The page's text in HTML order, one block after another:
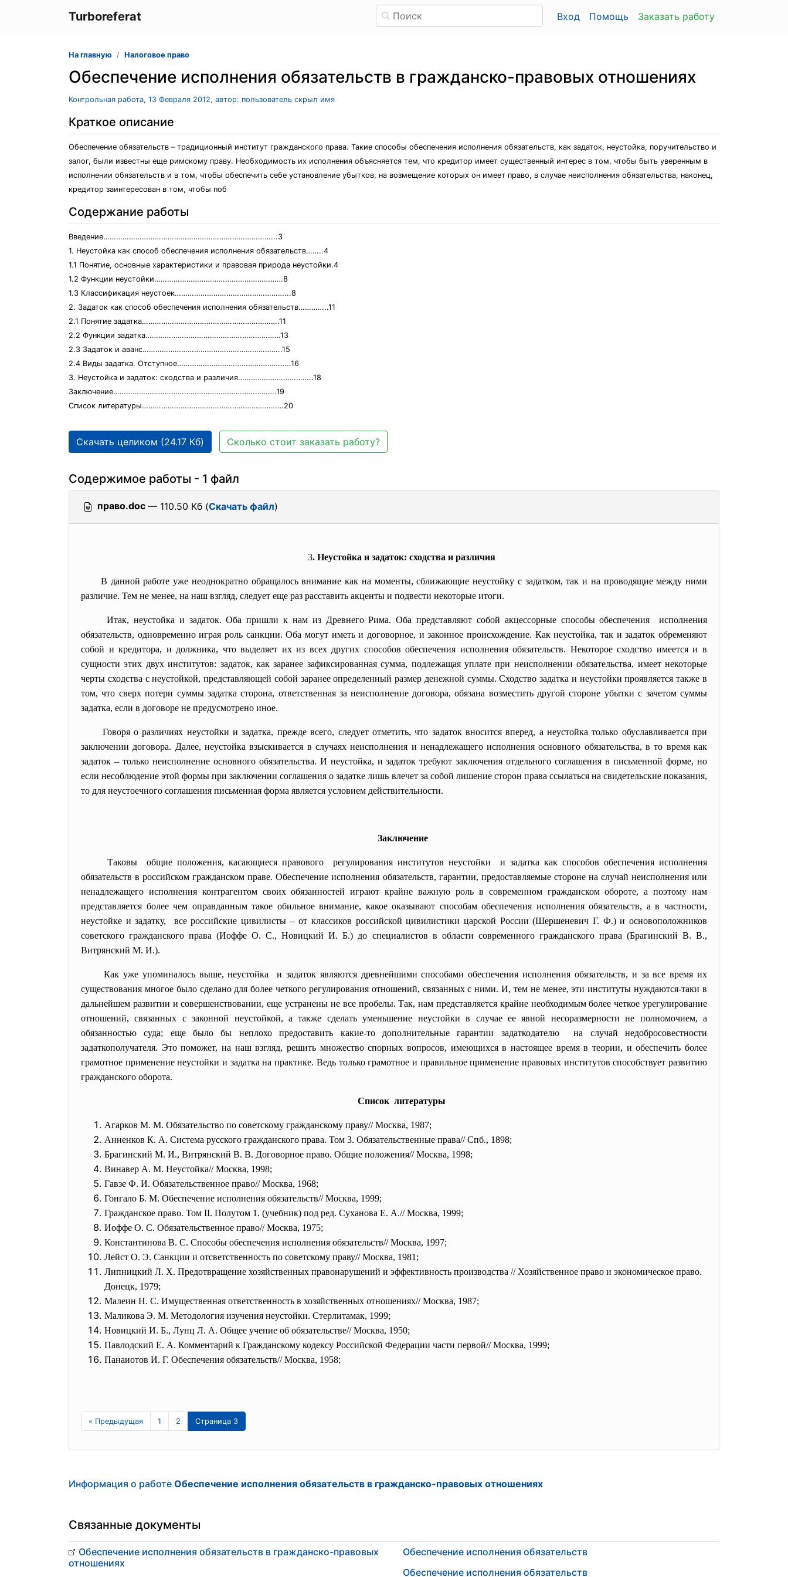
Turboreferat Вход Помощь Заказать работу
На главную Налоговое право
Обеспечение исполнения обязательств в гражданско-правовых отношениях
Контрольная работа, 13 Февраля 2012, автор: пользователь скрыл имя
Краткое описание
Обеспечение обязательств – традиционный институт гражданского права. Такие способы обеспечения исполнения обязательств, как задаток, неустойка, поручительство и
залог, были известны еще римскому праву. Необходимость их исполнения объясняется тем, что кредитор имеет существенный интерес в том, чтобы быть уверенным в
исполнении обязательств и в том, чтобы обеспечить себе установление убытков, на возмещение которых он имеет право, в случае неисполнения обязательства, наконец,
кредитор заинтересован в том, чтобы поб
Содержание работы
Введение……………………………………………………………………...3
1. Неустойка как способ обеспечения исполнения обязательств……..4
1.1 Понятие, основные характеристики и правовая природа неустойки.4
1.2 Функции неустойки……………………………………………………8
1.3 Классификация неустоек……………………………………………...8
2. Задаток как способ обеспечения исполнения обязательств…………..11
2.1 Понятие задатка……………………………………………………….11
2.2 Функции задатка………………………………………………………13
2.3 Задаток и аванс………………………………………………………..15
2.4 Виды задатка. Отступное……………………………………………..16
3. Неустойка и задаток: сходства и различия……………………………..18
Заключение………………………………………………………………….19
Список литературы…………………………………………………………20
Скачать целиком (24.17 Кб) Сколько стоит заказать работу?
Содержимое работы - 1 файл
право.doc — 110.50 Кб (Скачать файл)
3. Неустойка и задаток: сходства и различия
В данной работе уже неоднократно обращалось внимание как на моменты, сближающие неустойку с задатком, так и на проводящие между ними
различие. Тем не менее, на наш взгляд, следует еще раз расставить акценты и подвести некоторые итоги.
Итак, неустойка и задаток. Оба пришли к нам из Древнего Рима. Оба представляют собой акцессорные способыобеспечения исполнения
обязательств, одновременно играя роль санкции. Оба могут иметь и договорное, и законное происхождение. Как неустойка, так и задаток обременяют
собой и кредитора, и должника, что выделяет их из всех других способов обеспечения исполнения обязательств. Некоторое сходство имеется и в
сущности этих двух институтов: задаток, как заранее зафиксированная сумма, подлежащая уплате при неисполнении обязательства, имеет некоторые
черты сходства с неустойкой, представляющей собой заранее определенный размер денежной суммы. Сходство задатка и неустойки проявляется также в
том, что сверх потери суммы задатка сторона, ответственная за неисполнение договора, обязана возместить другой стороне убытки с зачетом суммы
задатка, если в договоре не предусмотрено иное.
Говоря о различиях неустойки и задатка, прежде всего, следует отметить, что задаток вносится вперед, а неустойка только обуславливается при
заключении договора. Далее, неустойка взыскивается в случаях неисполнения и ненадлежащего исполнения основного обязательства, в то время как
задаток – только неисполнение основного обязательства. И неустойка, и задаток требуют заключения отдельного соглашения в письменной форме, но
если несоблюдение этой формы при заключении соглашения о задатке лишь влечет за собой лишение сторон права ссылаться на свидетельские показания,
то для неустоечного соглашения письменная форма является условием действительности.
Заключение
Таковы общие положения, касающиеся правового регулирования институтов неустойки и задатка как способов обеспечения исполнения
обязательств в российском гражданском праве. Обеспечение исполнения обязательств, гарантии, предоставляемые стороне на случай неисполнения или
ненадлежащего исполнения контрагентом своих обязанностей играют крайне важную роль в современном гражданском обороте, а поэтому нам
представляется более чем оправданным такое обильное внимание, какое оказывают способам обеспечения исполнения обязательств, а в частности,
неустойке и задатку, все российские цивилисты – от классиков российской цивилистики царской России (Шершеневич Г. Ф.) и основоположников
советского гражданского права (Иоффе О. С., Новицкий И. Б.) до специалистов в области современного гражданского права (Брагинский В. В.,
Витрянский М. И.).
Как уже упоминалось выше, неустойка и задаток являются древнейшими способами обеспечения исполнения обязательств, и за все время их
существования многое было сделано для более четкого регулирования отношений, связанных с ними. И, тем не менее, эти институты нуждаются-таки в
дальнейшем развитии и совершенствовании, еще устранены не все пробелы. Так, нам представляется крайне необходимым более четкое урегулирование
отношений, связанных с законной неустойкой, а также сделать уменьшение неустойки в случае ее явной несоразмерности не полномочием, а
обязанностью суда; еще было бы неплохо предоставить какие-то дополнительные гарантии задаткодателю на случай недобросовестности
задаткополучателя. Это поможет, на наш взгляд, решить множество спорных вопросов, имеющихся в настоящее время в теории, и обеспечить более
грамотное применение неустойки и задатка на практике. Ведь только грамотное и правильное применение правовых институтов способствует развитию
гражданского оборота.
Список литературы
Агарков М. М. Обязательство по советскому гражданскому праву// Москва, 1987;
Анненков К. А. Система русского гражданского права. Том 3. Обязательственные права// Спб., 1898;
Брагинский М. И., Витрянский В. В. Договорное право. Общие положения// Москва, 1998;
Винавер А. М. Неустойка// Москва, 1998;
Гавзе Ф. И. Обязательственное право// Москва, 1968;
Гонгало Б. М. Обеспечение исполнения обязательств// Москва, 1999;
Гражданское право. Том II. Полутом 1. (учебник) под ред. Суханова Е. А.// Москва, 1999;
Иоффе О. С. Обязательственное право// Москва, 1975;
Константинова В. С. Способы обеспечения исполнения обязательств// Москва, 1997;
Лейст О. Э. Санкции и отсветственность по советскому праву// Москва, 1981;
Липницкий Л. Х. Предотвращение хозяйственных правонарушений и эффективность производства // Хозяйственное право и экономическое право.
Донецк, 1979;
Малеин Н. С. Имущественная ответственность в хозяйственных отношениях// Москва, 1987;
Маликова Э. М. Методология изучения неустойки. Стерлитамак, 1999;
Новицкий И. Б., Лунц Л. А. Общее учение об обязательстве// Москва, 1950;
Павлодский Е. А. Комментарий к Гражданскому кодексу Российской Федерации части первой// Москва, 1999;
Панаиотов И. Г. Обеспечения обязательств// Москва, 1958;
« Предыдущая 1 2 Страница 3
Информация о работе Обеспечение исполнения обязательств в гражданско-правовых отношениях
Связанные документы
Обеспечение исполнения обязательств в гражданско-правовых
отношениях
Обеспечение исполнения обязательств
Обеспечение исполнения обязательств